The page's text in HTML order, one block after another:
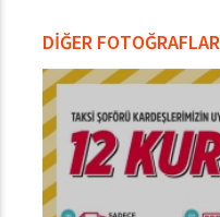
DİĞER FOTOĞRAFLAR